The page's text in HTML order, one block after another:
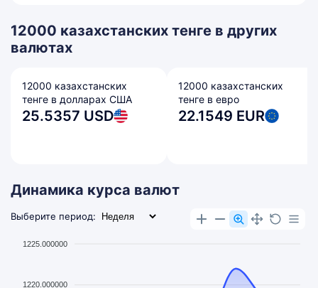
12000 казахстанских тенге в других
валютах
12000 казахстанских
тенге в долларах США
25.5357 USD
12000 казахстанских
тенге в евро
22.1549 EUR
Динамика курса валют
Выберите период:
1225.000000
1220.000000